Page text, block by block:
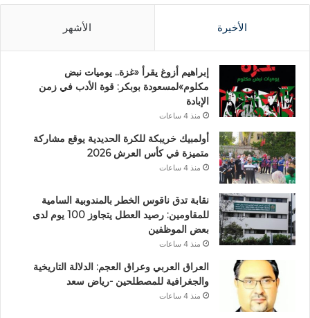
الأخيرة الأشهر
إبراهيم أزوغ يقرأ «غزة.. يوميات نبض
مكلوم»لمسعودة بوبكر: قوة الأدب في زمن
الإبادة
منذ 4 ساعات
أولمبيك خريبكة للكرة الحديدية يوقع مشاركة
متميزة في كأس العرش 2026
منذ 4 ساعات
نقابة تدق ناقوس الخطر بالمندوبية السامية
للمقاومين: رصيد العطل يتجاوز 100 يوم لدى
بعض الموظفين
منذ 4 ساعات
العراق العربي وعراق العجم: الدلالة التاريخية
والجغرافية للمصطلحين -رياض سعد
منذ 4 ساعات